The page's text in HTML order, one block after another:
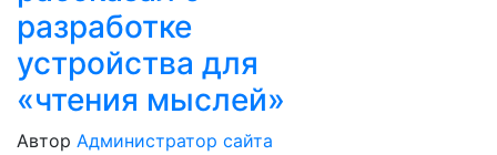
разработке
устройства для
«чтения мыслей»
Автор Администратор сайта